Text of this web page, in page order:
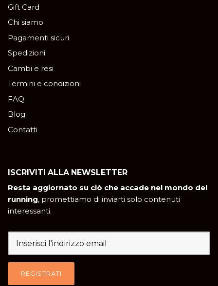
Gift Card
Chi siamo
Pagamenti sicuri
Spedizioni
Cambi e resi
Termini e condizioni
FAQ
Blog
Contatti
ISCRIVITI ALLA NEWSLETTER
Resta aggiornato su ciò che accade nel mondo del
running, promettiamo di inviarti solo contenuti
interessanti.
REGISTRATI